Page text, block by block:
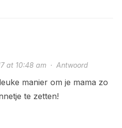
at 10:48 am· Antwoord
manier om je mama zo
te zetten!